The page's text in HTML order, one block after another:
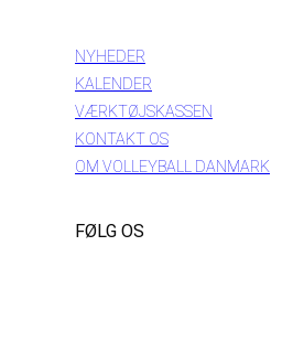
NYHEDER
KALENDER
VÆRKTØJSKASSEN
KONTAKT OS
OM VOLLEYBALL DANMARK
FØLG OS